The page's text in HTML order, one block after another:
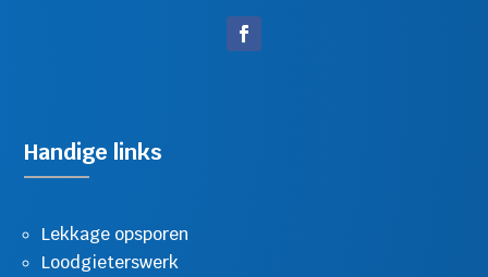
Handige links
Lekkage opsporen
Loodgieterswerk